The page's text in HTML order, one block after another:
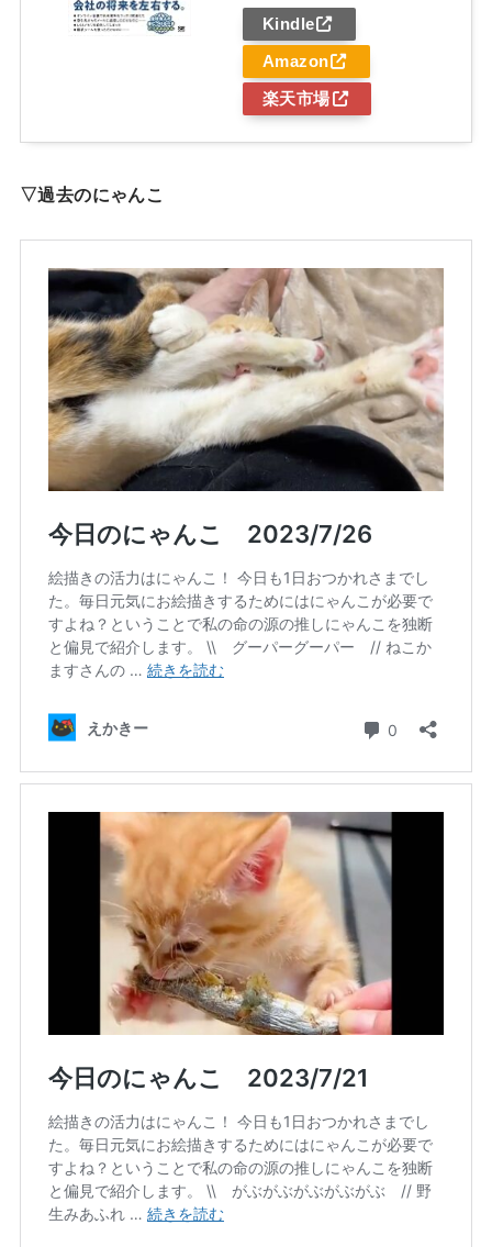
Kindle
Amazon
楽天市場
▽過去のにゃんこ